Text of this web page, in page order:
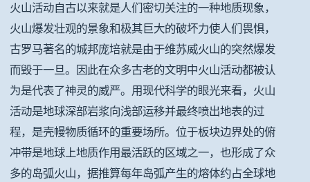
火山活动自古以来就是人们密切关注的一种地质现象，
火山爆发壮观的景象和极其巨大的破坏力使人们畏惧，
古罗马著名的城邦庞培就是由于维苏威火山的突然爆发
而毁于一旦。因此在众多古老的文明中火山活动都被认
为是代表了神灵的威严。用现代科学的眼光来看，火山
活动是地球深部岩浆向浅部运移并最终喷出地表的过
程，是壳幔物质循环的重要场所。位于板块边界处的俯
冲带是地球上地质作用最活跃的区域之一，也形成了众
多的岛弧火山，据推算每年岛弧产生的熔体约占全球地